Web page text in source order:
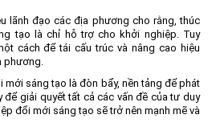
lãnh đạo các địa phương cho rằng, thúc
tạo là chỉ hỗ trợ cho khởi nghiệp. Tuy
cách để tái cấu trúc và nâng cao hiệu
phương.
mới sáng tạo là đòn bẩy, nền tảng để phát
để giải quyết tất cả các vấn đề của tư duy
đổi mới sáng tạo sẽ trở nên mạnh mẽ và